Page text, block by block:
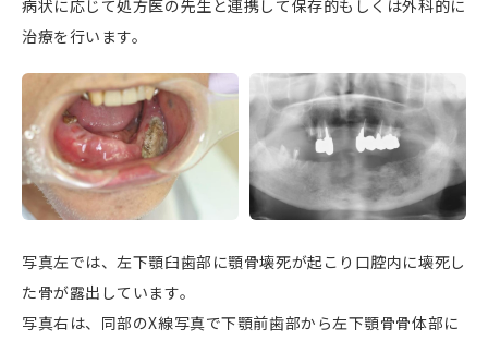
病状に応じて処方医の先生と連携して保存的もしくは外科的に
治療を行います。
写真左では、左下顎臼歯部に顎骨壊死が起こり口腔内に壊死し
た骨が露出しています。
写真右は、同部のX線写真で下顎前歯部から左下顎骨骨体部に